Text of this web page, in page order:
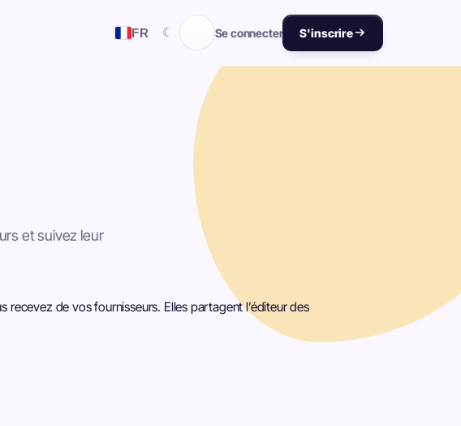
FR ☾ Se connecter S'inscrire
et suivez leur
de vos fournisseurs. Elles partagent l’éditeur des